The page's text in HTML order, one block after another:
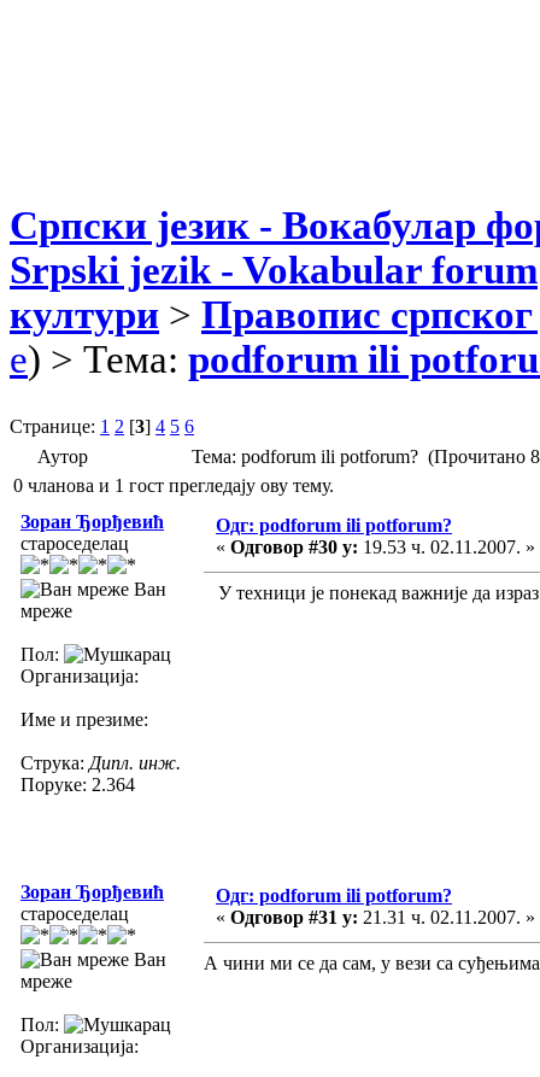
Српски језик - Вокабулар
Srpski jezik - Vokabular forum
култури > Правопис српског
e) > Тема: podforum ili
Странице: 1 2 [3] 4 5 6
Аутор
Тема: podforum ili potforum? (Прочитано
0 чланова и 1 гост прегледају ову тему.
Зоран Ђорђевић
староседелац
Ван
мреже
Пол:
Организација:
Име и презиме:
Струка: Дипл. инж.
Поруке: 2.364
Одг: podforum ili potforum?
« Одговор #30 у: 19.53 ч. 02.11.2007. »
У техници је понекад важније да
Зоран Ђорђевић
староседелац
Ван
мреже
Пол:
Организација:
Одг: podforum ili potforum?
« Одговор #31 у: 21.31 ч. 02.11.2007. »
А чини ми се да сам, у вези са